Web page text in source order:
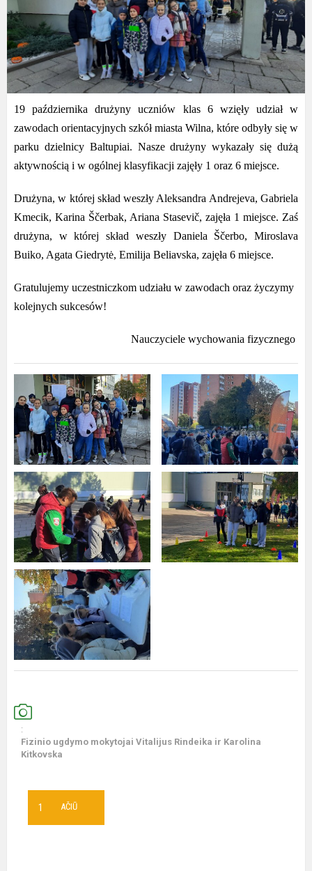
19 października drużyny uczniów klas 6 wzięły udział w
zawodach orientacyjnych szkół miasta Wilna, które odbyły się w
parku dzielnicy Baltupiai. Nasze drużyny wykazały się dużą
aktywnością i w ogólnej klasyfikacji zajęły 1 oraz 6 miejsce.
Drużyna, w której skład weszły Aleksandra Andrejeva, Gabriela
Kmecik, Karina Ščerbak, Ariana Stasevič, zajęła 1 miejsce. Zaś
drużyna, w której skład weszły Daniela Ščerbo, Miroslava
Buiko, Agata Giedrytė, Emilija Beliavska, zajęła 6 miejsce.
Gratulujemy uczestniczkom udziału w zawodach oraz życzymy
kolejnych sukcesów!
Nauczyciele wychowania fizycznego
:
Fizinio ugdymo mokytojai Vitalijus Rindeika ir Karolina
Kitkovska
AČIŪ
1